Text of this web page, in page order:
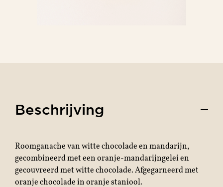
Beschrijving
Roomganache van witte chocolade en mandarijn,
gecombineerd met een oranje-mandarijngelei en
gecouvreerd met witte chocolade. Afgegarneerd met
oranje chocolade in oranje staniool.